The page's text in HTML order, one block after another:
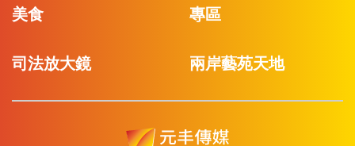
美食 專區
司法放大鏡 兩岸藝苑天地